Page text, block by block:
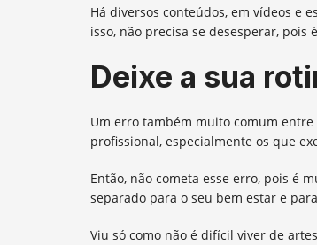
Há diversos conteúdos, em vídeos e
isso, não precisa se desesperar,
Deixe a sua
Um erro também muito comum
profissional, especialmente os que
Então, não cometa esse erro, pois é
separado para o seu bem estar e
Viu só como não é difícil viver de